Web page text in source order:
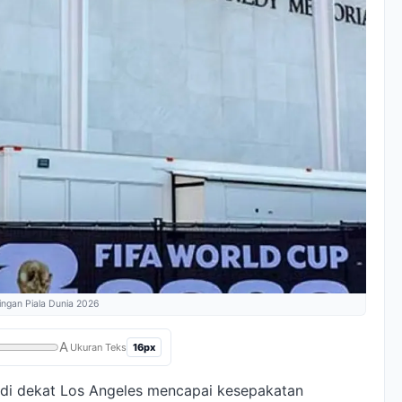
Piala Dunia 2026
A Ukuran Teks 16px
dekat Los Angeles mencapai kesepakatan